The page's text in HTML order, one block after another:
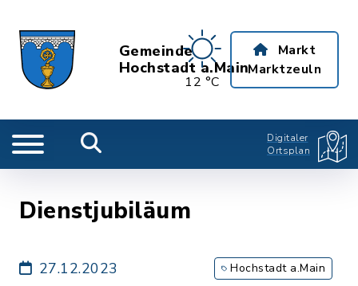
Gemeinde
Hochstadt a.Main
12 °C
Markt
Marktzeuln
Digitaler
Ortsplan
Dienstjubiläum
27.12.2023 Hochstadt a.Main